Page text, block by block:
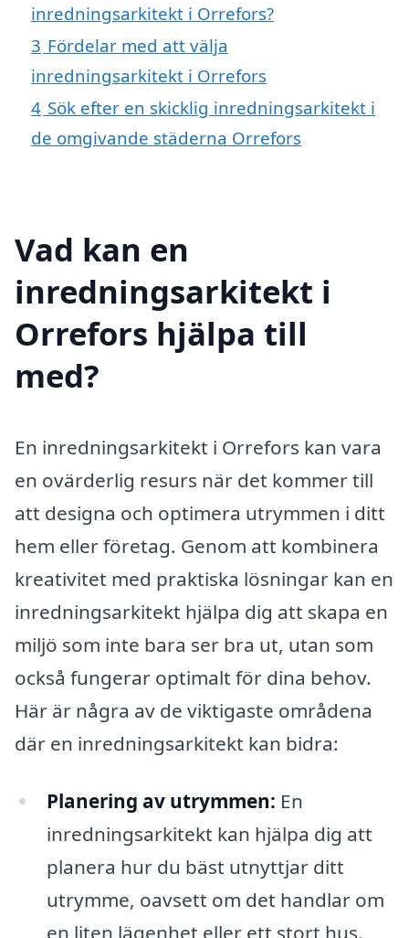
inredningsarkitekt i Orrefors?
3 Fördelar med att välja
inredningsarkitekt i Orrefors
4 Sök efter en skicklig inredningsarkitekt i
de omgivande städerna Orrefors
Vad kan en
inredningsarkitekt i
Orrefors hjälpa till
med?
En inredningsarkitekt i Orrefors kan vara
en ovärderlig resurs när det kommer till
att designa och optimera utrymmen i ditt
hem eller företag. Genom att kombinera
kreativitet med praktiska lösningar kan en
inredningsarkitekt hjälpa dig att skapa en
miljö som inte bara ser bra ut, utan som
också fungerar optimalt för dina behov.
Här är några av de viktigaste områdena
där en inredningsarkitekt kan bidra:
Planering av utrymmen: En
inredningsarkitekt kan hjälpa dig att
planera hur du bäst utnyttjar ditt
utrymme, oavsett om det handlar om
en liten lägenhet eller ett stort hus.